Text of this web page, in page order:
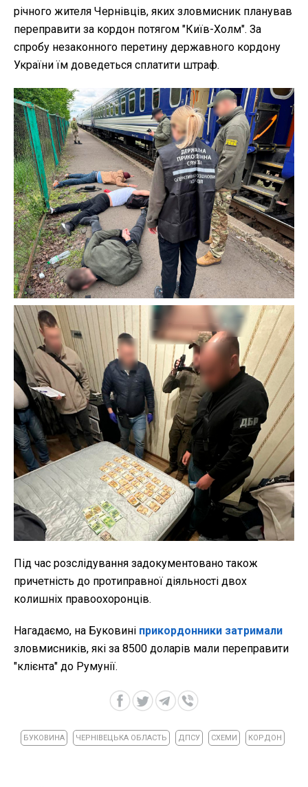
річного жителя Чернівців, яких зловмисник планував
переправити за кордон потягом "Київ-Холм". За
спробу незаконного перетину державного кордону
України їм доведеться сплатити штраф.
Під час розслідування задокументовано також
причетність до протиправної діяльності двох
колишніх правоохоронців.
Нагадаємо, на Буковині прикордонники затримали
зловмисників, які за 8500 доларів мали переправити
"клієнта" до Румунії.
БУКОВИНА ЧЕРНІВЕЦЬКА ОБЛАСТЬ ДПСУ СХЕМИ КОРДОН